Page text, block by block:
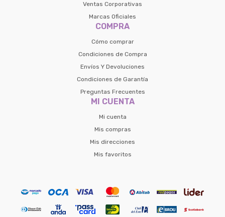
Ventas Corporativas
Marcas Oficiales
COMPRA
Cómo comprar
Condiciones de Compra
Envíos Y Devoluciones
Condiciones de Garantía
Preguntas Frecuentes
MI CUENTA
Mi cuenta
Mis compras
Mis direcciones
Mis favoritos